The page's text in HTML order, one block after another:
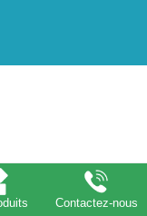
Contactez-nous